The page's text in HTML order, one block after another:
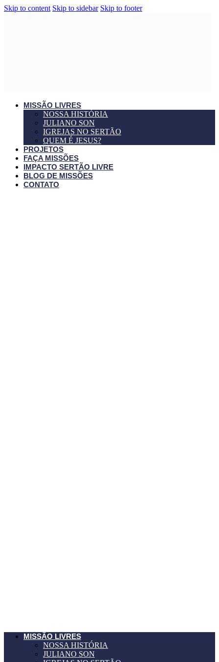
Skip to content Skip to sidebar Skip to footer
MISSÃO LIVRES
NOSSA HISTÓRIA
JULIANO SON
IGREJAS NO SERTÃO
QUEM É JESUS?
PROJETOS
FAÇA MISSÕES
IMPACTO SERTÃO LIVRE
BLOG DE MISSÕES
CONTATO
MISSÃO LIVRES
NOSSA HISTÓRIA
JULIANO SON